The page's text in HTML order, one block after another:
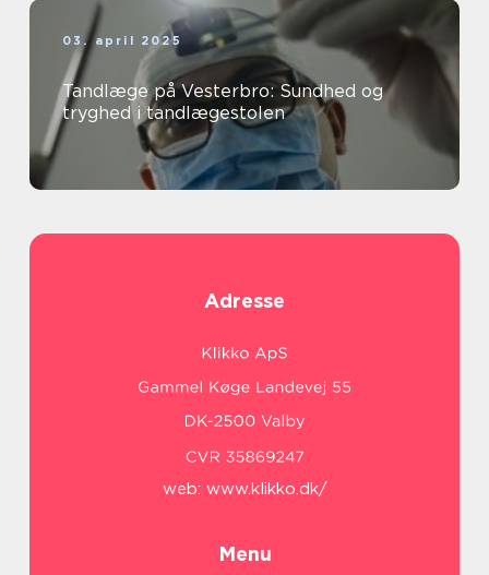
03. april 2025
Tandlæge på Vesterbro: Sundhed og
tryghed i tandlægestolen
Adresse
web: www.klikko.dk/
Menu